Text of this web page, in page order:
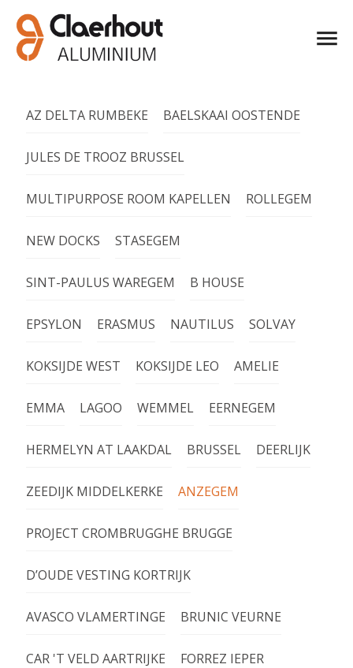
AZ DELTA RUMBEKE BAELSKAAI OOSTENDE
JULES DE TROOZ BRUSSEL
MULTIPURPOSE ROOM KAPELLEN ROLLEGEM
NEW DOCKS STASEGEM
SINT-PAULUS WAREGEM B HOUSE
EPSYLON ERASMUS NAUTILUS SOLVAY
KOKSIJDE WEST KOKSIJDE LEO AMELIE
EMMA LAGOO WEMMEL EERNEGEM
HERMELYN AT LAAKDAL BRUSSEL DEERLIJK
ZEEDIJK MIDDELKERKE ANZEGEM
PROJECT CROMBRUGGHE BRUGGE
D’OUDE VESTING KORTRIJK
AVASCO VLAMERTINGE BRUNIC VEURNE
CAR 'T VELD AARTRIJKE FORREZ IEPER